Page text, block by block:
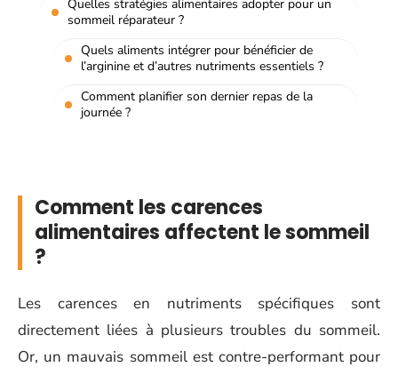
Quelles stratégies alimentaires adopter pour un
sommeil réparateur ?
Quels aliments intégrer pour bénéficier de
l’arginine et d’autres nutriments essentiels ?
Comment planifier son dernier repas de la
journée ?
Comment les carences
alimentaires affectent le sommeil
?
Les carences en nutriments spécifiques sont
directement liées à plusieurs troubles du sommeil.
Or, un mauvais sommeil est contre-performant pour